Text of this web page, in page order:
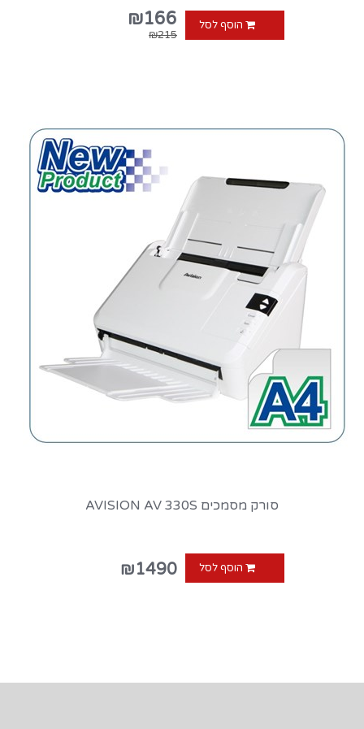
הוסף לסל ₪166
₪215
סורק מסמכים AVISION AV 330S
הוסף לסל ₪1490